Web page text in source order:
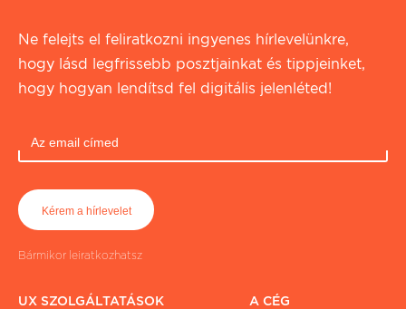
Ne felejts el feliratkozni ingyenes hírlevelünkre,
hogy lásd legfrissebb posztjainkat és tippjeinket,
hogy hogyan lendítsd fel digitális jelenléted!
Bármikor leiratkozhatsz
UX SZOLGÁLTATÁSOK A CÉG